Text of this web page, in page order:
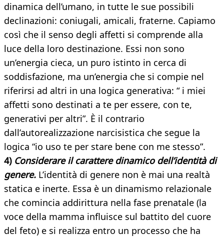
dinamica dell’umano, in tutte le sue possibili
declinazioni: coniugali, amicali, fraterne. Capiamo
così che il senso degli affetti si comprende alla
luce della loro destinazione. Essi non sono
un’energia cieca, un puro istinto in cerca di
soddisfazione, ma un’energia che si compie nel
riferirsi ad altri in una logica generativa: “ i miei
affetti sono destinati a te per essere, con te,
generativi per altri”. È il contrario
dall’autorealizzazione narcisistica che segue la
logica “io uso te per stare bene con me stesso”.
4) Considerare il carattere dinamico dell’identità di
genere. L’identità di genere non è mai una realtà
statica e inerte. Essa è un dinamismo relazionale
che comincia addirittura nella fase prenatale (la
voce della mamma influisce sul battito del cuore
del feto) e si realizza entro un processo che ha